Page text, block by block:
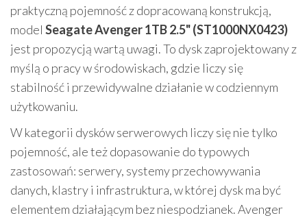
praktyczną pojemność z dopracowaną konstrukcją,
model Seagate Avenger 1TB 2.5" (ST1000NX0423)
jest propozycją wartą uwagi. To dysk zaprojektowany z
myślą o pracy w środowiskach, gdzie liczy się
stabilność i przewidywalne działanie w codziennym
użytkowaniu.
W kategorii dysków serwerowych liczy się nie tylko
pojemność, ale też dopasowanie do typowych
zastosowań: serwery, systemy przechowywania
danych, klastry i infrastruktura, w której dysk ma być
elementem działającym bez niespodzianek. Avenger